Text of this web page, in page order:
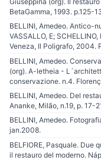
BetaGamma, 1993. p.125-
BELLINI, Amedeo. Antico-
VASSALLO, E;
Veneza, Il Poligrafo, 2004.
BELLINI, Amedeo.
(org). A-letheia -
conservazione. n.4.
BELLINI, Amedeo. Del
Ananke, Milão, n.19, p. 17-
BELLINI, Amedeo.
jan.2008.
BELFIORE, Pasquale. Due
il restauro del moderno.